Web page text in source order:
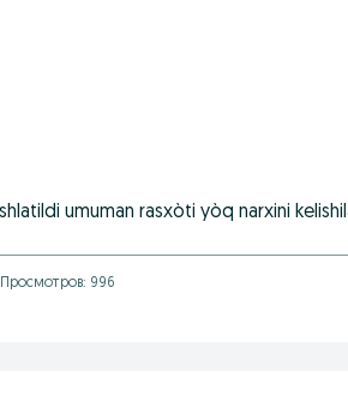
umuman rasxòti yòq narxini
Просмотров: 996